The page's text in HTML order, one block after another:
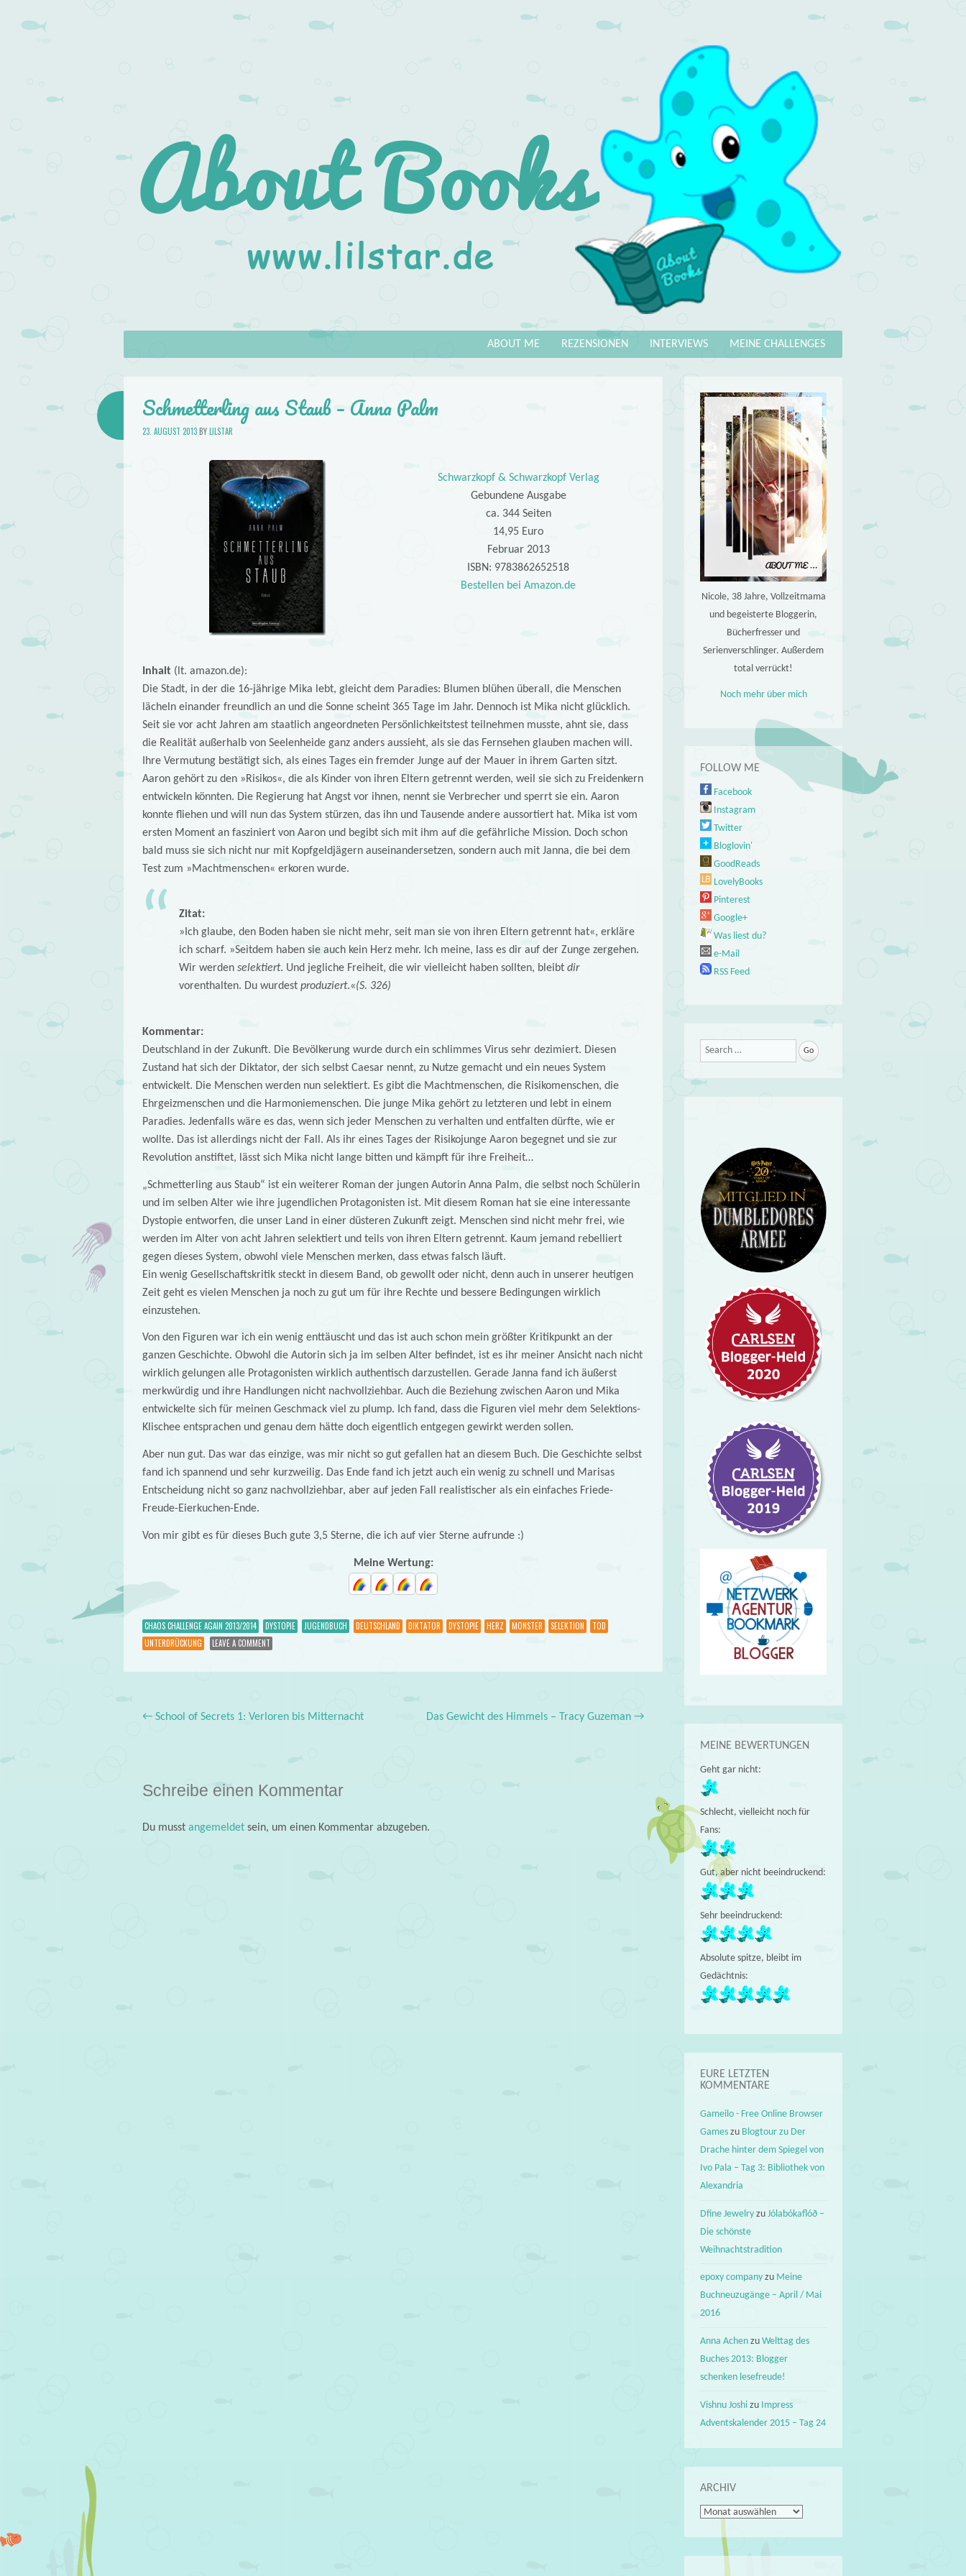
About
Books
Menu MEINE CHALLENGES
INTERVIEWS
REZENSIONEN
ABOUT ME
Schmetterling aus Staub – Anna Palm
23. AUGUST 2013BYLILSTAR
Schwarzkopf & Schwarzkopf Verlag
Gebundene Ausgabe
ca. 344 Seiten
14,95 Euro
Februar 2013
ISBN: 9783862652518
Bestellen bei Amazon.de
Inhalt (lt. amazon.de):
Die Stadt, in der die 16-jährige Mika lebt, gleicht dem Paradies: Blumen blühen überall, die Menschen
lächeln einander freundlich an und die Sonne scheint 365 Tage im Jahr. Dennoch ist Mika nicht glücklich.
Seit sie vor acht Jahren am staatlich angeordneten Persönlichkeitstest teilnehmen musste, ahnt sie, dass
die Realität außerhalb von Seelenheide ganz anders aussieht, als sie das Fernsehen glauben machen will.
Ihre Vermutung bestätigt sich, als eines Tages ein fremder Junge auf der Mauer in ihrem Garten sitzt.
Aaron gehört zu den »Risi­kos«, die als Kinder von ihren Eltern getrennt werden, weil sie sich zu Freidenkern
entwickeln könnten. Die Regierung hat Angst vor ihnen, nennt sie Verbrecher und sperrt sie ein. Aaron
konnte fliehen und will nun das System stürzen, das ihn und Tausende andere aussortiert hat. Mika ist vom
ersten Moment an fasziniert von Aaron und begibt sich mit ihm auf die gefährliche Mission. Doch schon
bald muss sie sich nicht nur mit Kopfgeldjägern auseinandersetzen, sondern auch mit Janna, die bei dem
Test zum »Machtmenschen« erkoren wurde.
Zitat:
»Ich glaube, den Boden haben sie nicht mehr, seit man sie von ihren Eltern getrennt hat«, erkläre
ich scharf. »Seitdem haben sie auch kein Herz mehr. Ich meine, lass es dir auf der Zunge zergehen.
Wir werden selektiert. Und jegliche Freiheit, die wir vielleicht haben sollten, bleibt dir
vorenthalten. Du wurdest produziert.«(S. 326)
Kommentar:
Deutschland in der Zukunft. Die Bevölkerung wurde durch ein schlimmes Virus sehr dezimiert. Diesen
Zustand hat sich der Diktator, der sich selbst Caesar nennt, zu Nutze gemacht und ein neues System
entwickelt. Die Menschen werden nun selektiert. Es gibt die Machtmenschen, die Risikomenschen, die
Ehrgeizmenschen und die Harmoniemenschen. Die junge Mika gehört zu letzteren und lebt in einem
Paradies. Jedenfalls wäre es das, wenn sich jeder Menschen zu verhalten und entfalten dürfte, wie er
wollte. Das ist allerdings nicht der Fall. Als ihr eines Tages der Risikojunge Aaron begegnet und sie zur
Revolution anstiftet, lässt sich Mika nicht lange bitten und kämpft für ihre Freiheit…
„Schmetterling aus Staub“ ist ein weiterer Roman der jungen Autorin Anna Palm, die selbst noch Schülerin
und im selben Alter wie ihre jugendlichen Protagonisten ist. Mit diesem Roman hat sie eine interessante
Dystopie entworfen, die unser Land in einer düsteren Zukunft zeigt. Menschen sind nicht mehr frei, wie
werden im Alter von acht Jahren selektiert und teils von ihren Eltern getrennt. Kaum jemand rebelliert
gegen dieses System, obwohl viele Menschen merken, dass etwas falsch läuft.
Ein wenig Gesellschaftskritik steckt in diesem Band, ob gewollt oder nicht, denn auch in unserer heutigen
Zeit geht es vielen Menschen ja noch zu gut um für ihre Rechte und bessere Bedingungen wirklich
einzustehen.
Von den Figuren war ich ein wenig enttäuscht und das ist auch schon mein größter Kritikpunkt an der
ganzen Geschichte. Obwohl die Autorin sich ja im selben Alter befindet, ist es ihr meiner Ansicht nach nicht
wirklich gelungen alle Protagonisten wirklich authentisch darzustellen. Gerade Janna fand ich äußerst
merkwürdig und ihre Handlungen nicht nachvollziehbar. Auch die Beziehung zwischen Aaron und Mika
entwickelte sich für meinen Geschmack viel zu plump. Ich fand, dass die Figuren viel mehr dem Selektions-
Klischee entsprachen und genau dem hätte doch eigentlich entgegen gewirkt werden sollen.
Aber nun gut. Das war das einzige, was mir nicht so gut gefallen hat an diesem Buch. Die Geschichte selbst
fand ich spannend und sehr kurzweilig. Das Ende fand ich jetzt auch ein wenig zu schnell und Marisas
Entscheidung nicht so ganz nachvollziehbar, aber auf jeden Fall realistischer als ein einfaches Friede-
Freude-Eierkuchen-Ende.
Von mir gibt es für dieses Buch gute 3,5 Sterne, die ich auf vier Sterne aufrunde :)
Meine Wertung:
CHAOS CHALLENGE AGAIN 2013/2014 DYSTOPIE JUGENDBUCH DEUTSCHLAND DIKTATOR DYSTOPIE HERZ MONSTER SELEKTION
TOD
UNTERDRÜCKUNG
LEAVE A COMMENT
Post navigation
←School of Secrets 1: Verloren bis Mitternacht Das Gewicht des Himmels – Tracy Guzeman→
Schreibe einen Kommentar
Du musst angemeldetsein, um einen Kommentar abzugeben.
Nicole, 38 Jahre, Vollzeitmama
und begeisterte Bloggerin,
Bücherfresser und
Serienverschlinger. Außerdem
total verrückt!
Noch mehr über mich
FOLLOW ME
Facebook
Instagram
Twitter
Bloglovin'
GoodReads
LovelyBooks
Pinterest
Google+
Was liest du?
e-Mail
RSS Feed
Search
MEINE BEWERTUNGEN
Geht gar nicht:
Schlecht, vielleicht noch für
Fans:
Gut, aber nicht beeindruckend:
Sehr beeindruckend:
Absolute spitze, bleibt im
Gedächtnis:
EURE LETZTEN
KOMMENTARE
Gameilo - Free Online Browser
Games zu Blogtour zu Der
Drache hinter dem Spiegel von
Ivo Pala – Tag 3: Bibliothek von
Alexandria
Dfine Jewelry zuJólabókaflóð –
Die schönste
Weihnachtstradition
epoxy company zu Meine
Buchneuzugänge – April / Mai
2016
Anna Achen zuWelttag des
Buches 2013: Blogger
schenken lesefreude!
Vishnu Joshi zu Impress
Adventskalender 2015 – Tag 24
ARCHIV
Archiv